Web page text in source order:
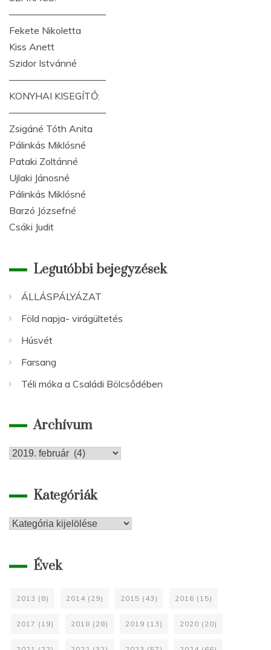
——————————
Fekete Nikoletta
Kiss Anett
Szidor Istvánné
——————————
KONYHAI KISEGÍTŐ:
——————————
Zsigáné Tóth Anita
Pálinkás Miklósné
Pataki Zoltánné
Ujlaki Jánosné
Pálinkás Miklósné
Barzó Józsefné
Csáki Judit
Legutóbbi bejegyzések
ÁLLÁSPÁLYÁZAT
Föld napja- virágültetés
Húsvét
Farsang
Téli móka a Családi Bölcsődében
Archívum
Archívum
Kategóriák
Kategóriák
Évek
2013 (8) 2014 (29) 2015 (43) 2016 (15)
2017 (19) 2018 (28) 2019 (13) 2020 (20)